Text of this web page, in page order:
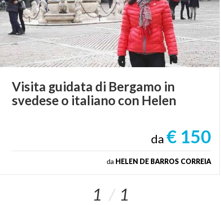
Visita guidata di Bergamo in
svedeseo italianocon Helen
da € 150
da HELEN DE BARROS CORREIA
1 1